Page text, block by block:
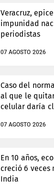
Veracruz,
impunidad
periodistas
07 AGOSTO 2026
Caso del
al que le
celular daría
07 AGOSTO 2026
En 10 años,
creció 6 veces
India